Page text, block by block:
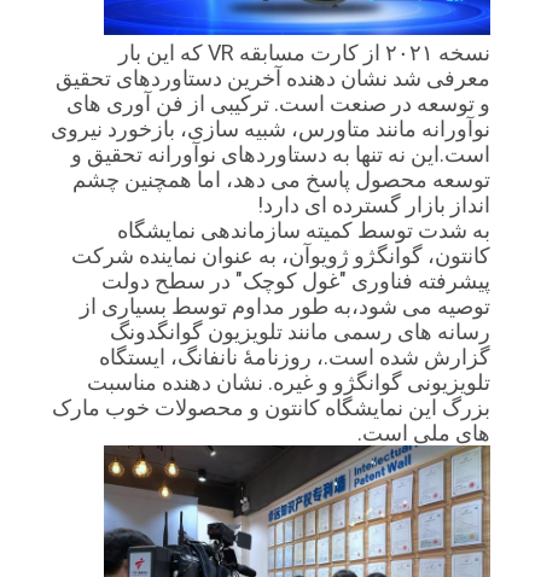
نسخه ۲۰۲۱ از کارت مسابقه VR که این بار
معرفی شد نشان دهنده آخرین دستاوردهای تحقیق
و توسعه در صنعت است. ترکیبی از فن آوری های
نوآورانه مانند متاورس، شبیه سازی، بازخورد نیروی
است.این نه تنها به دستاوردهای نوآورانه تحقیق و
توسعه محصول پاسخ می دهد، اما همچنین چشم
انداز بازار گسترده ای دارد!
به شدت توسط کمیته سازماندهی نمایشگاه
کانتون، گوانگژو ژویوآن، به عنوان نماینده شرکت
پیشرفته فناوری "غول کوچک" در سطح دولت
توصیه می شود،به طور مداوم توسط بسیاری از
رسانه های رسمی مانند تلویزیون گوانگدونگ
گزارش شده است.، روزنامۀ نانفانگ، ایستگاه
تلویزیونی گوانگژو و غیره. نشان دهنده مناسبت
بزرگ این نمایشگاه کانتون و محصولات خوب مارک
های ملی است.